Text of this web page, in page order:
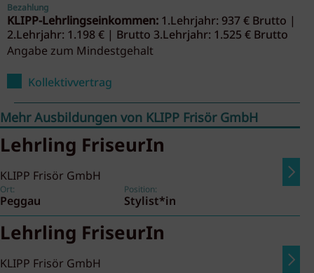
Bezahlung
KLIPP-Lehrlingseinkommen: 1.Lehrjahr: 937 € Brutto |
2.Lehrjahr: 1.198 € | Brutto 3.Lehrjahr: 1.525 € Brutto
Angabe zum Mindestgehalt
Kollektivvertrag
Mehr Ausbildungen von KLIPP Frisör GmbH
Lehrling FriseurIn
KLIPP Frisör GmbH
Ort:
Peggau
Position:
Stylist*in
Lehrling FriseurIn
KLIPP Frisör GmbH